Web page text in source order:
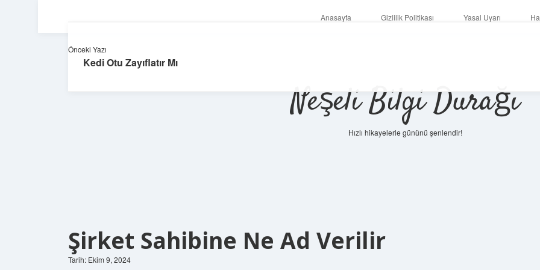
Anasayfa Gizlilik Politikası Yasal Uyarı
Neşeli Bilgi Durağı
Hızlı hikayelerle gününü şenlendir!
Şirket Sahibine Ne Ad Verilir
Tarih: Ekim 9, 2024
Önceki Yazı
Kedi Otu Zayıflatır Mı